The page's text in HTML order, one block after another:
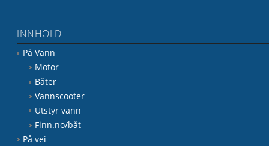
INNHOLD
På Vann
Motor
Båter
Vannscooter
Utstyr vann
Finn.no/båt
På vei